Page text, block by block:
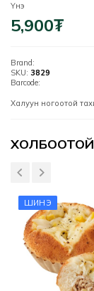
Үнэ
5,900₮
Brand:
SKU: 3829
Barcode:
Халуун ногоотой
Үзүүлэлтүүд
ХОЛБООТОЙ
ШИНЭ